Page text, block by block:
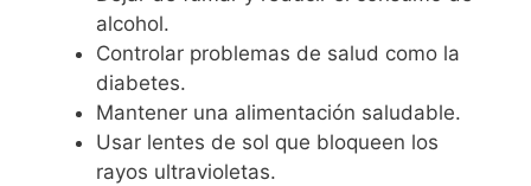
alcohol.
Controlar problemas de salud como la
diabetes.
Mantener una alimentación saludable.
Usar lentes de sol que bloqueen los
rayos ultravioletas.